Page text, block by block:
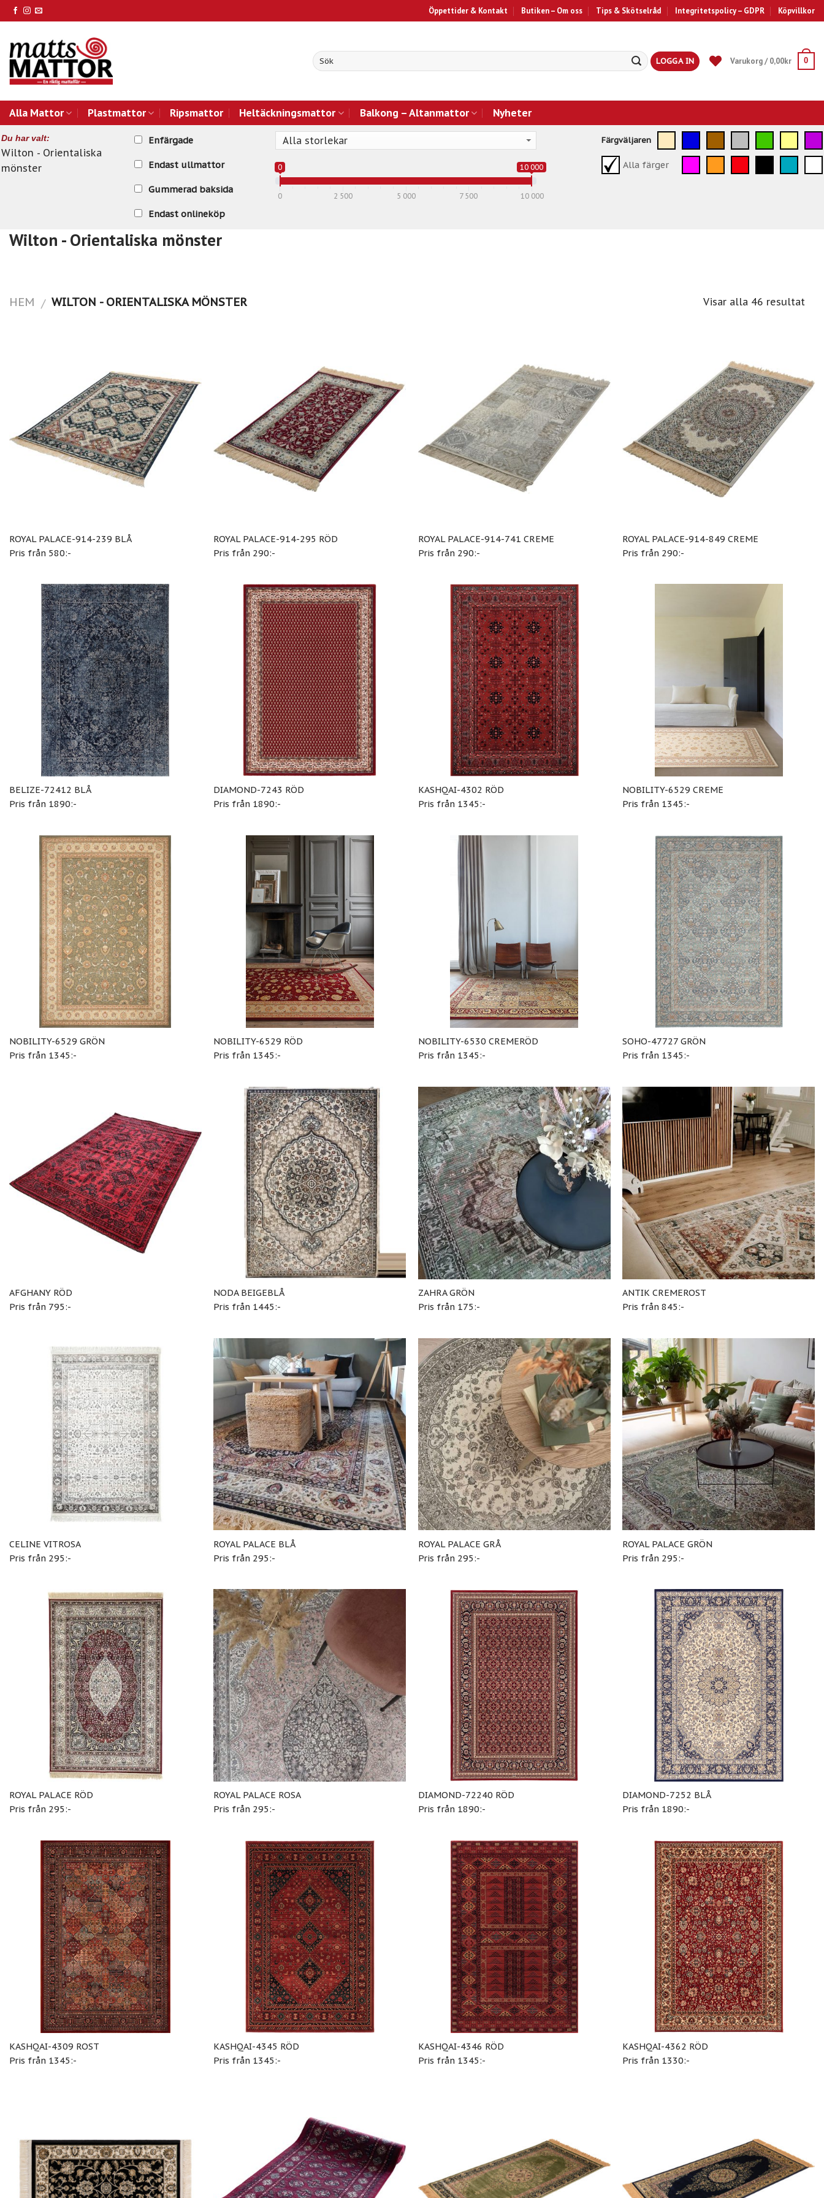
Skip
to
Öppettider & Kontakt Butiken – Om oss Tips & Skötselråd Integritetspolicy – GDPR Köpvillkor
LOGGA IN Varukorg /0,00kr 0
Alla Mattor Plastmattor Ripsmattor Heltäckningsmattor Balkong – Altanmattor Nyheter
Du har valt:
Wilton - Orientaliska
mönster
Enfärgade
Endast ullmattor
Gummerad baksida
Endast onlineköp
0 10 000
0 2 500 5 000 7 500 10 000
Färgväljaren
Alla färger
Wilton - Orientaliska mönster
HEM / WILTON - ORIENTALISKA MÖNSTER Visar alla 46 resultat
ROYAL PALACE-914-239 BLÅ
Pris från 580:-
ROYAL PALACE-914-295 RÖD
Pris från 290:-
ROYAL PALACE-914-741 CREME
Pris från 290:-
ROYAL PALACE-914-849 CREME
Pris från 290:-
BELIZE-72412 BLÅ
Pris från 1890:-
DIAMOND-7243 RÖD
Pris från 1890:-
KASHQAI-4302 RÖD
Pris från 1345:-
NOBILITY-6529 CREME
Pris från 1345:-
NOBILITY-6529 GRÖN
Pris från 1345:-
NOBILITY-6529 RÖD
Pris från 1345:-
NOBILITY-6530 CREMERÖD
Pris från 1345:-
SOHO-47727 GRÖN
Pris från 1345:-
AFGHANY RÖD
Pris från 795:-
NODA BEIGEBLÅ
Pris från 1445:-
ZAHRA GRÖN
Pris från 175:-
ANTIK CREMEROST
Pris från 845:-
CELINE VITROSA
Pris från 295:-
ROYAL PALACE BLÅ
Pris från 295:-
ROYAL PALACE GRÅ
Pris från 295:-
ROYAL PALACE GRÖN
Pris från 295:-
ROYAL PALACE RÖD
Pris från 295:-
ROYAL PALACE ROSA
Pris från 295:-
DIAMOND-72240 RÖD
Pris från 1890:-
DIAMOND-7252 BLÅ
Pris från 1890:-
KASHQAI-4309 ROST
Pris från 1345:-
KASHQAI-4345 RÖD
Pris från 1345:-
KASHQAI-4346 RÖD
Pris från 1345:-
KASHQAI-4362 RÖD
Pris från 1330:-